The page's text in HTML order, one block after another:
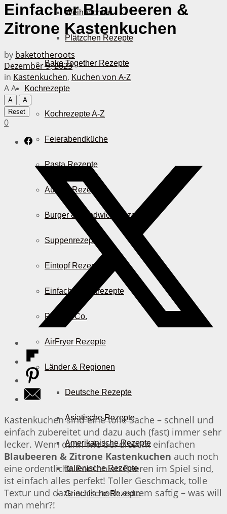
Weihnachten
Plätzchen Rezepte
Bake Together Rezepte
Kochrezepte
Kochrezepte A-Z
Feierabendküche
Pasta Rezepte
Auflauf Rezepte
Burger & Sandwich Rezepte
Suppenrezepte
Eintopf Rezepte
Einfache Salatrezepte
Pizza & Co.
AirFryer Rezepte
Länder & Regionen
Deutsche Rezepte
Asiatische Rezepte
Amerikanische Rezepte
Italienische Rezepte
Griechische Rezepte
Einfacher Blaubeeren &
Zitrone Kastenkuchen
by baketotheroots
Dezember 9, 2023
in Kastenkuchen, Kuchen von A-Z
AA
A
A
Reset
0
Kastenkuchen sind eine tolle Sache – schnell und
einfach zubereitet und dazu auch (fast) immer sehr
lecker. Wenn dann wie bei diesem einfachen
Blaubeeren & Zitrone Kastenkuchen auch noch
eine ordentliche Portion an Beeren im Spiel sind,
ist einfach alles perfekt! Toller Geschmack, tolle
Textur und dazu auch noch extrem saftig – was will
man mehr?!